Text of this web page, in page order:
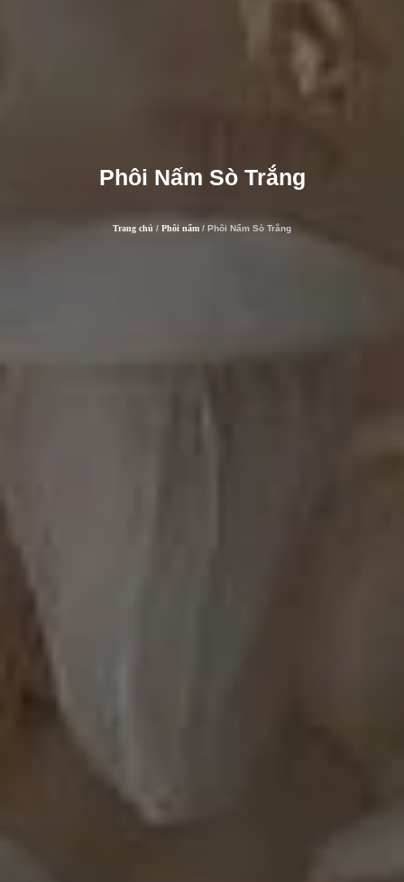
Phôi Nấm Sò Trắng
Trang chủ / Phôi nấm / Phôi Nấm Sò Trắng